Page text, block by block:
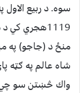
سوه. د ربيع الاول
1119هجري
منځ د (جاجو) په
شاه عالم په ګټه
واك څښتن سو چي